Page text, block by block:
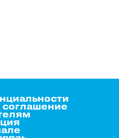
соглашение